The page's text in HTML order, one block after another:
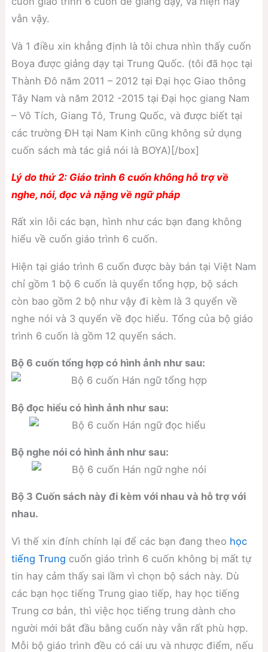
vẫn vậy.
Và 1 điều xin khẳng định là tôi chưa nhìn thấy cuốn
Boya được giảng dạy tại Trung Quốc. (tôi đã học tại
Thành Đô năm 2011 – 2012 tại Đại học Giao thông
Tây Nam và năm 2012 -2015 tại Đại học giang Nam
– Vô Tích, Giang Tô, Trung Quốc, và được biết tại
các trường ĐH tại Nam Kinh cũng không sử dụng
cuốn sách mà tác giả nói là BOYA)[/box]
Lý do thứ 2: Giáo trình 6 cuốn không hỗ trợ về
nghe, nói, đọc và nặng về ngữ pháp
Rất xin lỗi các bạn, hình như các bạn đang không
hiểu về cuốn giáo trình 6 cuốn.
Hiện tại giáo trình 6 cuốn được bày bán tại Việt Nam
chỉ gồm 1 bộ 6 cuốn là quyển tổng hợp, bộ sách
còn bao gồm 2 bộ như vậy đi kèm là 3 quyển về
nghe nói và 3 quyển về đọc hiểu. Tổng của bộ giáo
trình 6 cuốn là gồm 12 quyển sách.
Bộ 6 cuốn tổng hợp có hình ảnh như sau:
Bộ đọc hiểu có hình ảnh như sau:
Bộ nghe nói có hình ảnh như sau:
Bộ 3 Cuốn sách này đi kèm với nhau và hỗ trợ với
nhau.
Vì thế xin đính chính lại để các bạn đang theo học
tiếng Trung cuốn giáo trình 6 cuốn không bị mất tự
tin hay cảm thấy sai lầm vì chọn bộ sách này. Dù
các bạn học tiếng Trung giao tiếp, hay học tiếng
Trung cơ bản, thì việc học tiếng trung dành cho
người mới bắt đầu bằng cuốn này vẫn rất phù hợp.
Mỗi bộ giáo trình đều có cái ưu và nhược điểm, nếu